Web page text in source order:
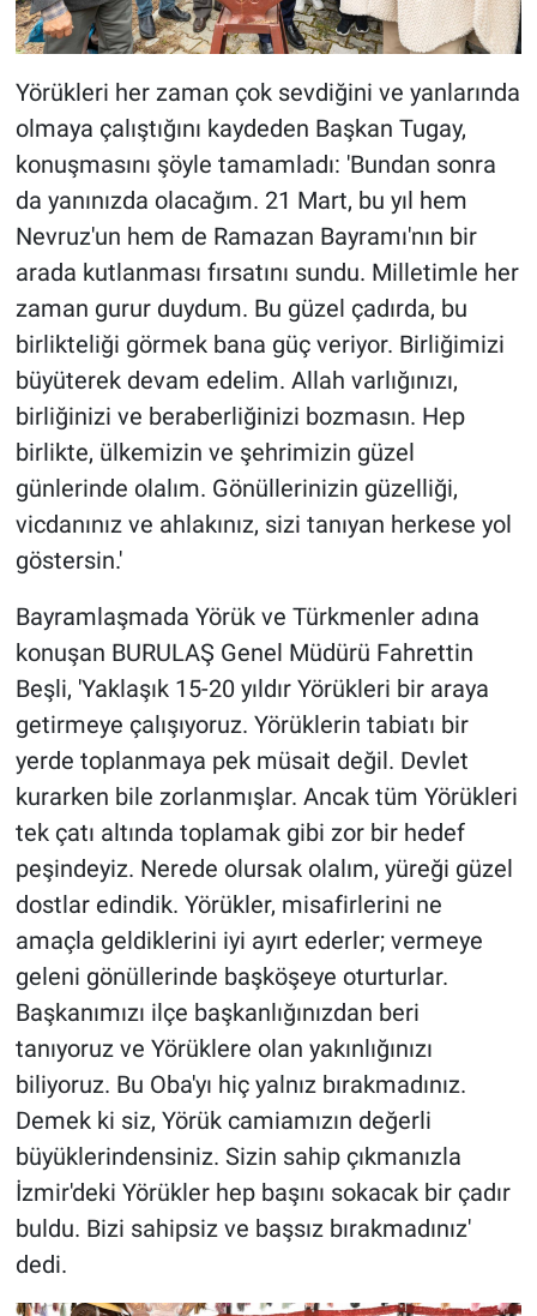
Yörükleri her zaman çok sevdiğini ve yanlarında
olmaya çalıştığını kaydeden Başkan Tugay,
konuşmasını şöyle tamamladı: 'Bundan sonra
da yanınızda olacağım. 21 Mart, bu yıl hem
Nevruz'un hem de Ramazan Bayramı'nın bir
arada kutlanması fırsatını sundu. Milletimle her
zaman gurur duydum. Bu güzel çadırda, bu
birlikteliği görmek bana güç veriyor. Birliğimizi
büyüterek devam edelim. Allah varlığınızı,
birliğinizi ve beraberliğinizi bozmasın. Hep
birlikte, ülkemizin ve şehrimizin güzel
günlerinde olalım. Gönüllerinizin güzelliği,
vicdanınız ve ahlakınız, sizi tanıyan herkese yol
göstersin.'
Bayramlaşmada Yörük ve Türkmenler adına
konuşan BURULAŞ Genel Müdürü Fahrettin
Beşli, 'Yaklaşık 15-20 yıldır Yörükleri bir araya
getirmeye çalışıyoruz. Yörüklerin tabiatı bir
yerde toplanmaya pek müsait değil. Devlet
kurarken bile zorlanmışlar. Ancak tüm Yörükleri
tek çatı altında toplamak gibi zor bir hedef
peşindeyiz. Nerede olursak olalım, yüreği güzel
dostlar edindik. Yörükler, misafirlerini ne
amaçla geldiklerini iyi ayırt ederler; vermeye
geleni gönüllerinde başköşeye oturturlar.
Başkanımızı ilçe başkanlığınızdan beri
tanıyoruz ve Yörüklere olan yakınlığınızı
biliyoruz. Bu Oba'yı hiç yalnız bırakmadınız.
Demek ki siz, Yörük camiamızın değerli
büyüklerindensiniz. Sizin sahip çıkmanızla
İzmir'deki Yörükler hep başını sokacak bir çadır
buldu. Bizi sahipsiz ve başsız bırakmadınız'
dedi.